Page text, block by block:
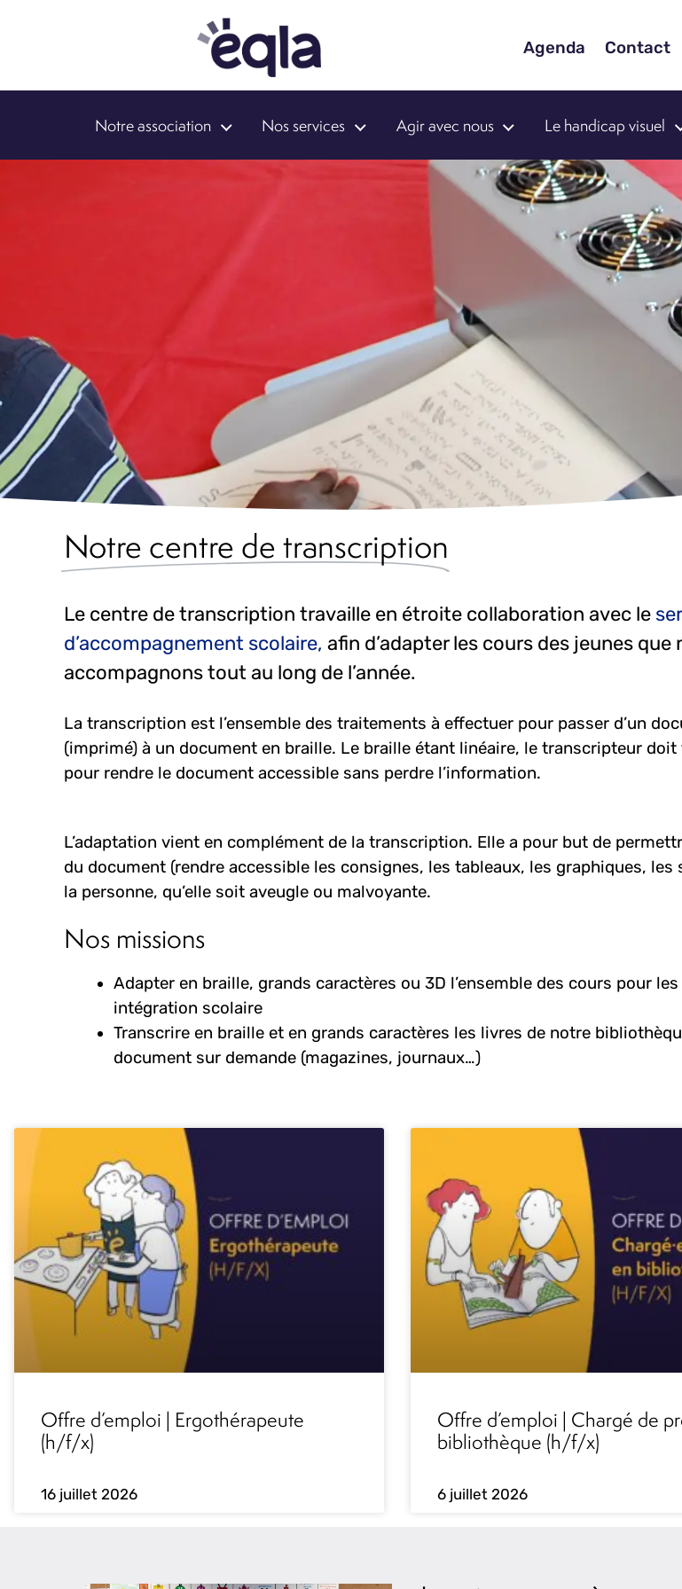
Agenda Contact
Notre association Nos services Agir avec nous Le handicap visuel
Notre centre de transcription
Le centre de transcription travaille en étroite collaboration avec le
d’accompagnement scolaire, afin d’adapter les cours des jeunes que
accompagnons tout au long de l’année.
La transcription est l’ensemble des traitements à effectuer pour passer d’un
(imprimé) à un document en braille. Le braille étant linéaire, le transcripteur
pour rendre le document accessible sans perdre l’information.
L’adaptation vient en complément de la transcription. Elle a pour but de
du document (rendre accessible les consignes, les tableaux, les graphiques, les
la personne, qu’elle soit aveugle ou malvoyante.
Nos missions
Adapter en braille, grands caractères ou 3D l’ensemble des cours pour
intégration scolaire
Transcrire en braille et en grands caractères les livres de notre
document sur demande (magazines, journaux…)
Offre d’emploi | Ergothérapeute
(h/f/x)
16 juillet 2026
Offre d’emploi | Chargé de
bibliothèque (h/f/x)
6 juillet 2026